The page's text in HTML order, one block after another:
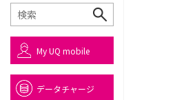
My UQ mobile
データチャージ